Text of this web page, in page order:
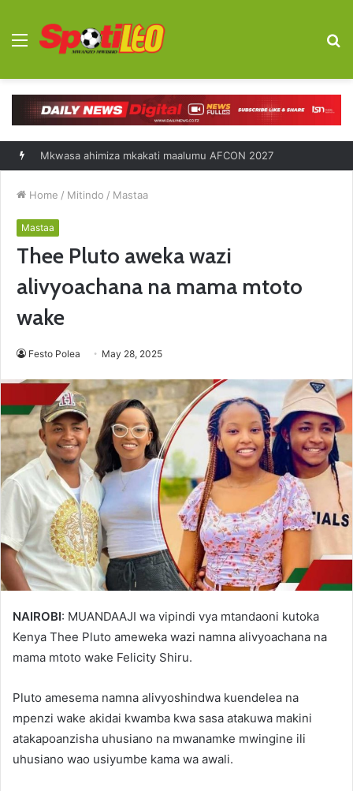
Menu
Mkwasa ahimiza mkakati maalumu AFCON 2027
Home / Mitindo / Mastaa
Mastaa
Thee Pluto aweka wazi
alivyoachana na mama mtoto
wake
Festo Polea May 28, 2025
NAIROBI: MUANDAAJI wa vipindi vya mtandaoni kutoka
Kenya Thee Pluto ameweka wazi namna alivyoachana na
mama mtoto wake Felicity Shiru.
Pluto amesema namna alivyoshindwa kuendelea na
mpenzi wake akidai kwamba kwa sasa atakuwa makini
atakapoanzisha uhusiano na mwanamke mwingine ili
uhusiano wao usiyumbe kama wa awali.